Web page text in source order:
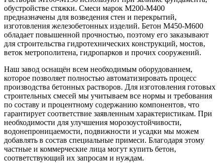
обустройстве стяжки. Смеси марок М200-М400
предназначены для возведения стен и перекрытий,
изготовления железобетонных изделий. Бетон М450-М600
обладает повышенной прочностью, поэтому его заказывают
для строительства гидротехнических конструкций, мостов,
веток метрополитена, гидропарков и прочих сооружений.
Наш завод оснащён всем необходимым оборудованием,
которое позволяет полностью автоматизировать процесс
производства бетонных растворов. Для изготовления готовых
строительных смесей мы учитываем все нормы и требования
по составу и процентному содержанию компонентов, что
гарантирует соответствие заявленным характеристикам. При
необходимости для улучшения морозоустойчивости,
водонепроницаемости, подвижности и усадки мы можем
добавлять в состав специальные примеси. Благодаря этому
частные и коммерческие лица могут купить бетон,
соответствующий их запросам и нуждам.